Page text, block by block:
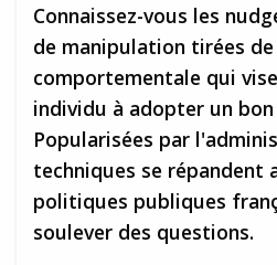
Connaissez-vous les
de manipulation tirées
comportementale qui
individu à adopter un
Popularisées par
techniques se répandent
politiques publiques
soulever des questions.